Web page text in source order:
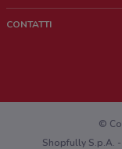
Lavora con noi
Richieste commerciali e
CONTATTI
Hai un
©
Shopfully S.p.A. -